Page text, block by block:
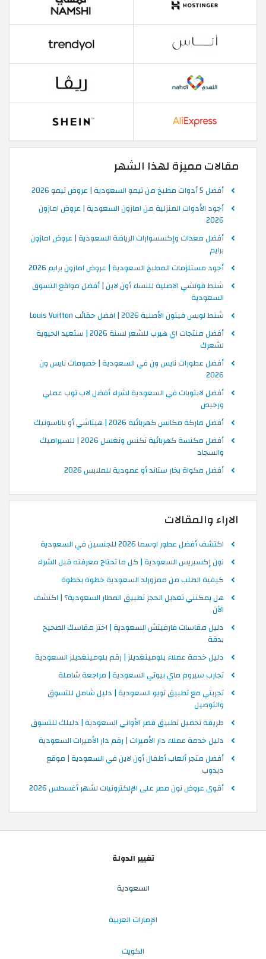
مقالات مميزة لهذا الشهر
أفضل 5 أدوات مطبخ من تيمو السعودية | عروض تيمو 2026
أجود الأدوات المنزلية من امازون السعودية | عروض امازون
2026
أفضل معدات وإكسسوارات الرياضة السعودية | عروض امازون
برايم
أجود مستلزمات المطبخ السعودية | عروض امازون برايم 2026
شنط قوتشي الاصلية للنساء أون لاين | أفضل مواقع التسوق
السعودية
شنط لويس فيتون الأصلية 2026 | افضل حقائب Louis Vuitton
أفضل منتجات اي هيرب للشعر لسنة 2026 | ستعيد الحيوية
لشعرك
أفضل عطورات نايس ون في السعودية | خصومات نايس ون
2026
أفضل لابتوبات في السعودية لشراء أفضل لاب توب عملي
ورخيص
أفضل ماركة مكانس كهربائية 2026 | هيتاشي أو باناسونيك
أفضل مكنسة كهربائية تكنس وتغسل 2026 | للسيراميك
والسجاد
أفضل مكواة بخار ستاند أو عمودية للملابس 2026
الاراء والمقالات
اكتشف أفضل عطور اوسما 2026 للجنسين في السعودية
نون إكسبريس السعودية | كل ما تحتاج معرفته قبل الشراء
كيفية الطلب من ممزورلد السعودية خطوة بخطوة
هل يمكنني تعديل الحجز تطبيق المطار السعودية؟ | اكتشف
الآن
دليل مقاسات فارفيتش السعودية | اختر مقاسك الصحيح
بدقة
دليل خدمة عملاء بلومينغديلز | رقم بلومينغديلز السعودية
تجارب سيروم ماي بيوتي السعودية | مراجعة شاملة
تجربتي مع تطبيق تويو السعودية | دليل شامل للتسوق
والتوصيل
طريقة تحميل تطبيق قصر الأواني السعودية | دليلك للتسوق
دليل خدمة عملاء دار الأميرات | رقم دار الأميرات السعودية
أفضل متجر ألعاب أطفال أون لاين في السعودية | موقع
دبدوب
أقوى عروض نون مصر على الإلكترونيات لشهر أغسطس 2026
تغيير الدولة
السعودية
الإمارات العربية
الكويت